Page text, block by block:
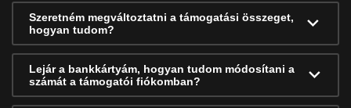
Szeretném megváltoztatni a támogatási összeget,
hogyan tudom?
Lejár a bankkártyám, hogyan tudom módosítani a
számát a támogatói fiókomban?